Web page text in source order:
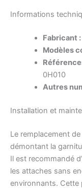
Informations
Fabricant :
Modèles
0H010
Autres
Installation et
Le remplacement
démontant la
Il est recommandé
les attaches sans
environnants. Cette